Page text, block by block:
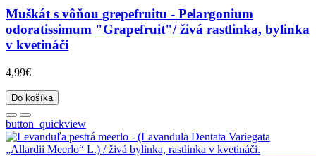
Muškát s vôňou grepefruitu - Pelargonium
odoratissimum "Grapefruit"/ živá rastlinka, bylinka
v kvetináči
4,99€
Do košíka
button_quickview